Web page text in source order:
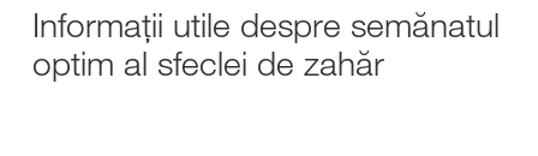
Informații utile despre semănatul
optim al sfeclei de zahăr